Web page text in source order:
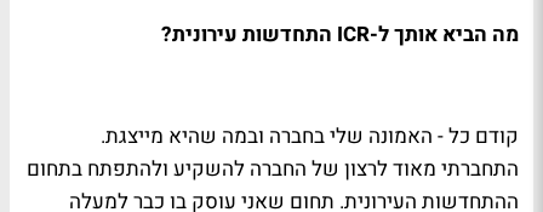
מה הביא אותך ל-ICR התחדשות עירונית?
קודם כל - האמונה שלי בחברה ובמה שהיא מייצגת.
התחברתי מאוד לרצון של החברה להשקיע ולהתפתח בתחום
ההתחדשות העירונית. תחום שאני עוסק בו כבר למעלה